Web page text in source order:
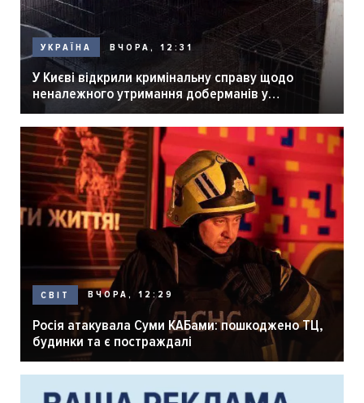
УКРАЇНА ВЧОРА, 12:31
У Києві відкрили кримінальну справу щодо
неналежного утримання доберманів у
розпліднику
СВІТ ВЧОРА, 12:29
Росія атакувала Суми КАБами: пошкоджено ТЦ,
будинки та є постраждалі